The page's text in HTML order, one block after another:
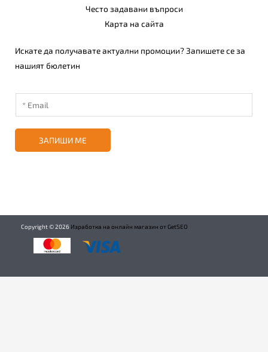
Често задавани въпроси
Карта на сайта
Искате да получавате актуални промоции? Запишете се за
нашият бюлетин
ЗАПИШИ МЕ
Copyright ©2026 Изработка на онлайн магазин от GetSEO